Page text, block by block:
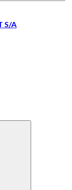
S/A